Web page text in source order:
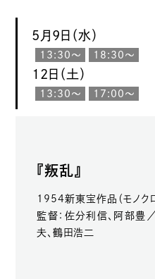
5月9日（水）
13:30〜 18:30〜
12日（土）
13:30〜 17:00〜
『叛乱』
1954新東宝作品（モノク
監督：佐分利信、阿部豊
夫、鶴田浩二